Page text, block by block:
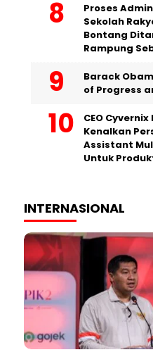
Proses
Sekolah
Bontang
Rampung
Barack
of Progress
CEO
Kenalkan
Assistant
Untuk
INTERNASIONAL